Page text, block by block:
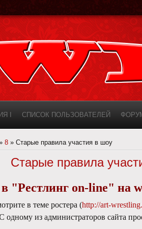
I СПИСОК ПОЛЬЗОВАТЕЛЕЙ
AWF ROSTER
8 » Старые правила участия в шоу
Старые правила
"Рестлинг on-line" на
в теме ростера (http://art-
из администраторов сайта